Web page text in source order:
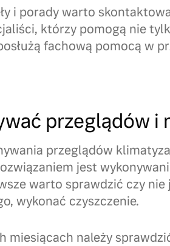
i porady warto
którzy pomogą nie
fachową pomocą w
przeglądów i
przeglądów
jest
warto sprawdzić czy
wykonać czyszczenie.
miesiącach należy